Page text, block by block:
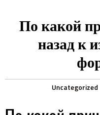
По какой
назад к
Uncategorized